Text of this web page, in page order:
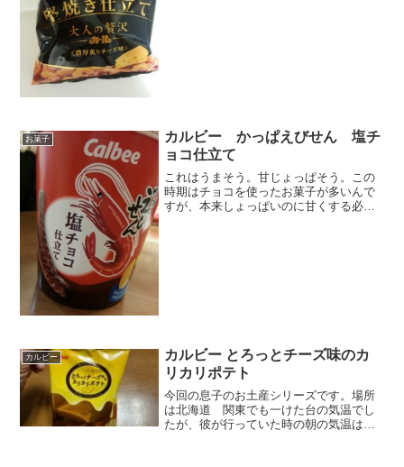
お菓子
カルビー かっぱえびせん 塩チ
ョコ仕立て
これはうまそう。甘じょっぱそう。この
時期はチョコを使ったお菓子が多いんで
すが、本来しょっぱいのに甘くする必要
カルビー
カルビー とろっとチーズ味のカ
リカリポテト
今回の息子のお土産シリーズです。場所
は北海道 関東でも一けた台の気温でし
たが、彼が行っていた時の朝の気温は－